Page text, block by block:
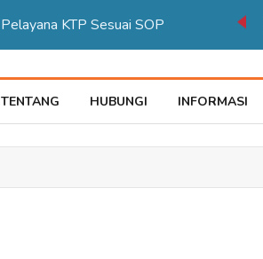
KTP Sesuai SOP
TENTANG HUBUNGI INFORMASI